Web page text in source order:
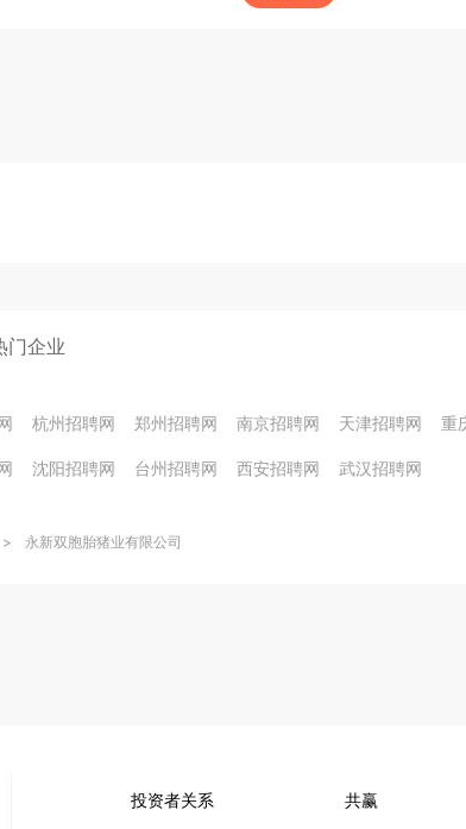
门企业
杭州招聘网 郑州招聘网 南京招聘网 天津招聘网 重
沈阳招聘网 台州招聘网 西安招聘网 武汉招聘网
> 永新双胞胎猪业有限公司